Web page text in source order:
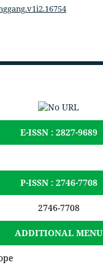
E-ISSN : 2827-9689
P-ISSN : 2746-7708
2746-7708
ADDITIONAL MENU